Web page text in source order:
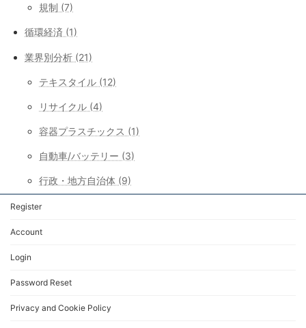
規制 (7)
循環経済 (1)
業界別分析 (21)
テキスタイル (12)
リサイクル (4)
容器プラスチックス (1)
自動車/バッテリー (3)
行政・地方自治体 (9)
Register
Account
Login
Password Reset
Privacy and Cookie Policy